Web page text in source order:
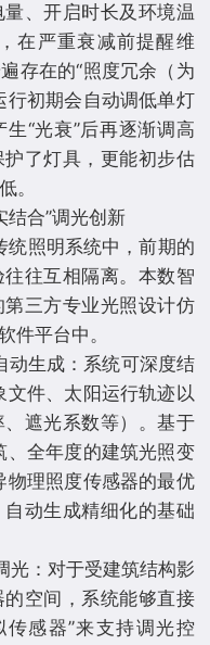
、开启时长及环境温
在严重衰减前提醒维
存在的“照度冗余（为
行初期会自动调低单灯
“光衰”后再逐渐调高
了灯具，更能初步估
。
结合”调光创新
统照明系统中，前期的
往互相隔离。本数智
三方专业光照设计仿
件平台中。
动生成：系统可深度结
件、太阳运行轨迹以
遮光系数等）。基于
、全年度的建筑光照变
物理照度传感器的最优
动生成精细化的基础
光：对于受建筑结构影
空间，系统能够直接
感器”来支持调光控